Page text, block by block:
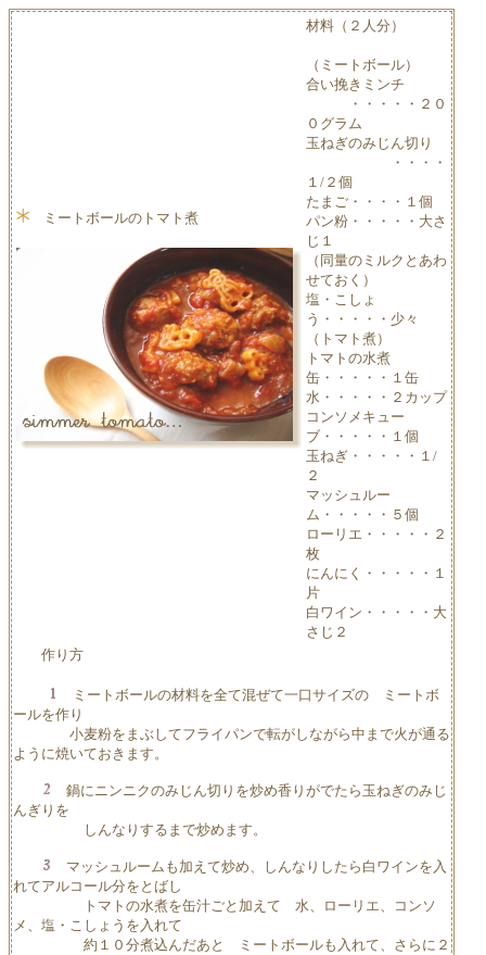
ミートボールのトマト煮
材料（２人分）
（ミートボール）
合い挽きミンチ
・・・・・２０
０グラム
玉ねぎのみじん切り
・・・・
１/２個
たまご・・・・１個
パン粉・・・・・大さ
じ１
（同量のミルクとあわ
せておく）
塩・こしょ
う・・・・・少々
（トマト煮）
トマトの水煮
缶・・・・・１缶
水・・・・・２カップ
コンソメキュー
ブ・・・・・１個
玉ねぎ・・・・・１/
２
マッシュルー
ム・・・・・５個
ローリエ・・・・・２
枚
にんにく・・・・・１
片
白ワイン・・・・・大
さじ２
作り方
ミートボールの材料を全て混ぜて一口サイズの ミートボ
ールを作り
小麦粉をまぶしてフライパンで転がしながら中まで火が通る
ように焼いておきます。
鍋にニンニクのみじん切りを炒め香りがでたら玉ねぎのみじ
んぎりを
しんなりするまで炒めます。
マッシュルームも加えて炒め、しんなりしたら白ワインを入
れてアルコール分をとばし
トマトの水煮を缶汁ごと加えて 水、ローリエ、コンソ
メ、塩・こしょうを入れて
約１０分煮込んだあと ミートボールも入れて、さらに２